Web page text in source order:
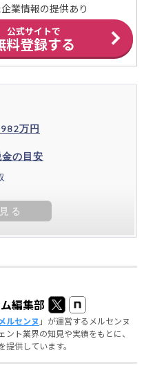
編集部
メルセンヌ 」が運営するメルセンヌ
ント業界の知見や実績をもとに、
供しています。
万円
の目安
業情報の提供あり
公式サイトで
料登録する